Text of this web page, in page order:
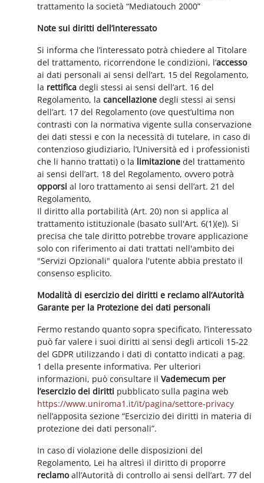
trattamento la società “Mediatouch 2000”
Note sui diritti dell’interessato
Si informa che l’interessato potrà chiedere al Titolare
del trattamento, ricorrendone le condizioni, l’accesso
ai dati personali ai sensi dell’art. 15 del Regolamento,
la rettificadegli stessi ai sensi dell’art. 16 del
Regolamento, lacancellazione degli stessi ai sensi
dell’art. 17 del Regolamento (ove quest’ultima non
contrasti con la normativa vigente sulla conservazione
dei dati stessi e con la necessità di tutelare, in caso di
contenzioso giudiziario, l’Università ed i professionisti
che li hanno trattati) o la limitazione del trattamento
ai sensi dell’art. 18 del Regolamento, ovvero potrà
opporsi al loro trattamento ai sensi dell’art. 21 del
Regolamento,
Il diritto alla portabilità (Art. 20) non si applica al
trattamento istituzionale (basato sull'Art. 6(1)(e)). Si
precisa che tale diritto potrebbe trovare applicazione
solo con riferimento ai dati trattati nell'ambito dei
"Servizi Opzionali" qualora l'utente abbia prestato il
consenso esplicito.
Modalità di esercizio dei diritti e reclamo all’Autorità
Garante per la Protezione dei dati personali
Fermo restando quanto sopra specificato, l’interessato
può far valere i suoi diritti ai sensi degli articoli 15-22
del GDPR utilizzando i dati di contatto indicati a pag.
1 della presente informativa. Per ulteriori
informazioni, può consultare ilVademecum per
l’esercizio dei diritti pubblicato sulla pagina web
https://www.uniroma1.it/it/pagina/settore-privacy
nell’apposita sezione “Esercizio dei diritti in materia di
protezione dei dati personali”.
In caso di violazione delle disposizioni del
Regolamento, Lei ha altresì il diritto di proporre
reclamoall’Autorità di controllo ai sensi dell’art. 77 del